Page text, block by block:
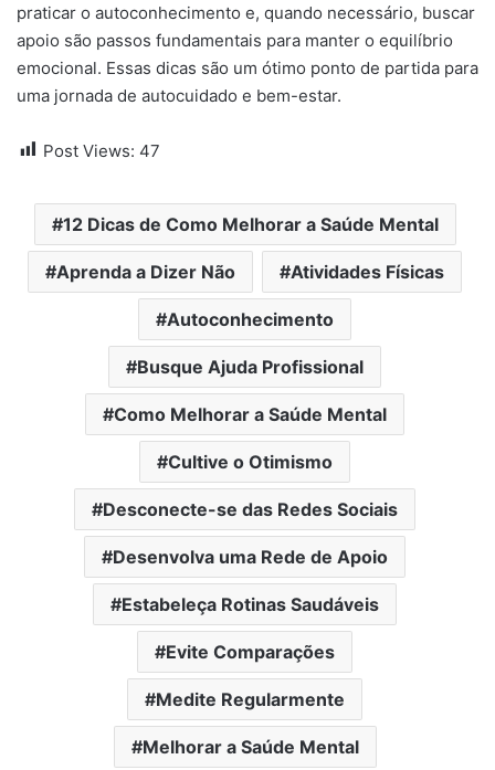
praticar o autoconhecimento e, quando necessário, buscar
apoio são passos fundamentais para manter o equilíbrio
emocional. Essas dicas são um ótimo ponto de partida para
uma jornada de autocuidado e bem-estar.
Post Views: 47
12 Dicas de Como Melhorar a Saúde Mental
Aprenda a Dizer Não Atividades Físicas
Autoconhecimento
Busque Ajuda Profissional
Como Melhorar a Saúde Mental
Cultive o Otimismo
Desconecte-se das Redes Sociais
Desenvolva uma Rede de Apoio
Estabeleça Rotinas Saudáveis
Evite Comparações
Medite Regularmente
Melhorar a Saúde Mental